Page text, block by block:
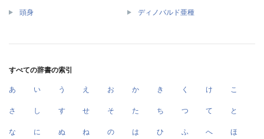
頭身 ディノバルド亜種
すべての辞書の索引
あ い う え お か き く け こ
さ し す せ そ た ち つ て と
な に ぬ ね の は ひ ふ へ ほ